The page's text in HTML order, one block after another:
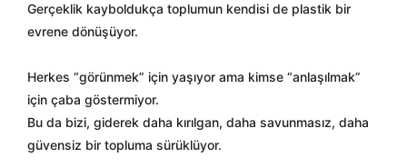
Gerçeklik kayboldukça toplumun kendisi de plastik bir
evrene dönüşüyor.
Herkes “görünmek” için yaşıyor ama kimse “anlaşılmak”
için çaba göstermiyor.
Bu da bizi, giderek daha kırılgan, daha savunmasız, daha
güvensiz bir topluma sürüklüyor.